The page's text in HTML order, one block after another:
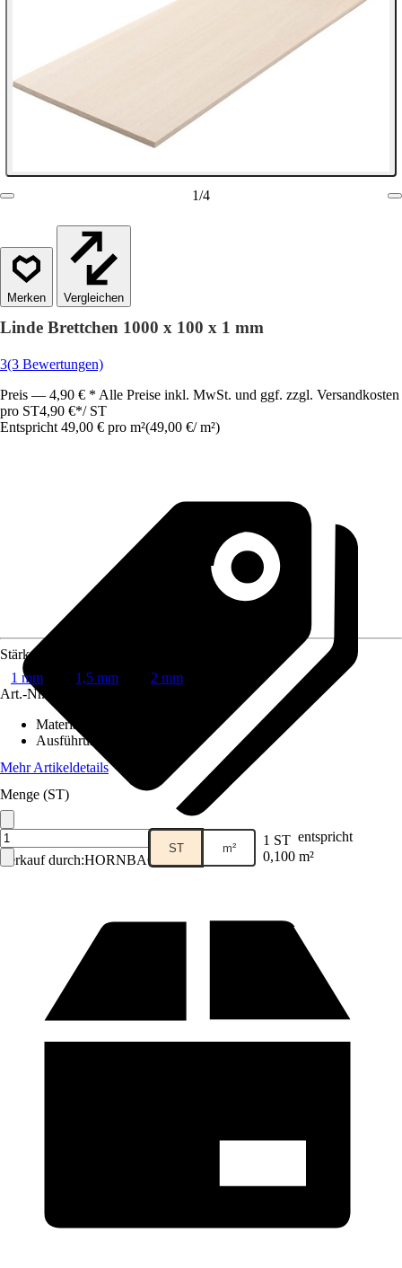
1/4
Vergleichen
Linde Brettchen 1000 x 100 x 1 mm
3(3 Bewertungen)
Preis — 4,90 € * Alle Preise inkl. MwSt. und ggf. zzgl. Versandkosten
pro ST4,90 €*/ ST
Entspricht 49,00 € pro m²(49,00 €/ m²)
Verkauf durch:HORNBACH
Stärke
1 mm
1,5 mm
2 mm
Art.-Nr.
Materialspezifizierung
Ausführung
Mehr Artikeldetails
Menge (ST)
ST m² 1 ST entspricht
0,100 m²